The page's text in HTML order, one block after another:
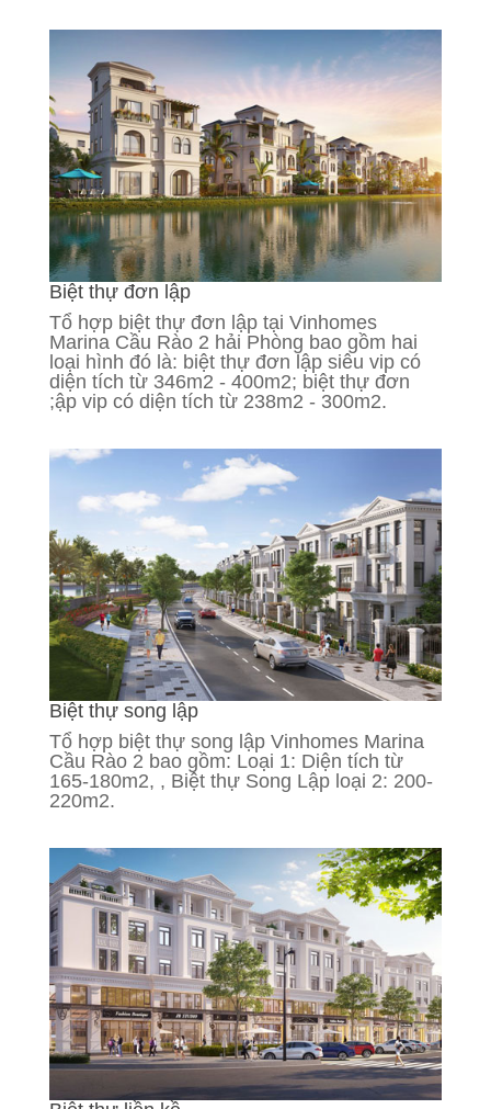
Biệt thự đơn lập
Tổ hợp biệt thự đơn lập tại Vinhomes
Marina Cầu Rào 2 hải Phòng bao gồm hai
loại hình đó là: biệt thự đơn lập siêu vip có
diện tích từ 346m2 - 400m2; biệt thự đơn
;ập vip có diện tích từ 238m2 - 300m2.
Biệt thự song lập
Tổ hợp biệt thự song lập Vinhomes Marina
Cầu Rào 2 bao gồm: Loại 1: Diện tích từ
165-180m2, , Biệt thự Song Lập loại 2: 200-
220m2.